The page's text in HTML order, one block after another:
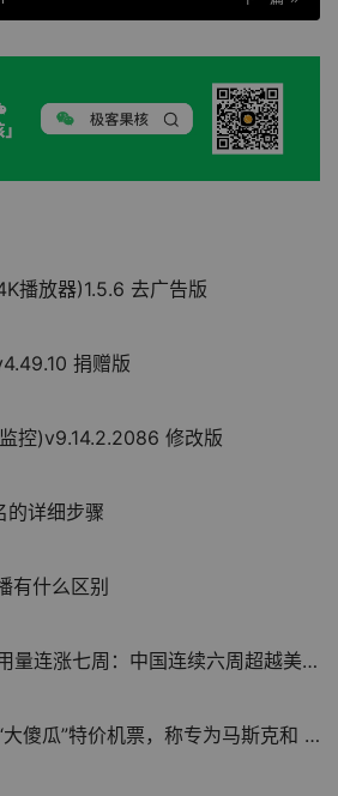
播放器)1.5.6 去广告版
捐赠版
控)v9.14.2.2086 修改版
的详细步骤
有什么区别
周：中国连续六周超越美国，DeepSeek蝉联榜首
”特价机票，称专为马斯克和 X 上的蠢货准备